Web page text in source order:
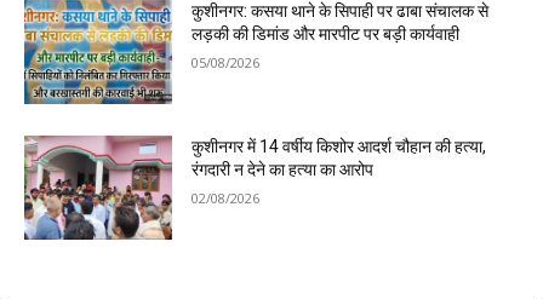
कुशीनगर: कसया थाने के सिपाही पर ढाबा संचालक से
लड़की की डिमांड और मारपीट पर बड़ी कार्यवाही
05/08/2026
कुशीनगर में 14 वर्षीय किशोर आदर्श चौहान की हत्या,
रंगदारी न देने का हत्या का आरोप
02/08/2026